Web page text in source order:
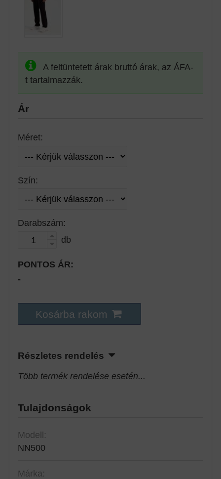
A feltüntetett árak bruttó árak, az ÁFA-
t tartalmazzák.
Ár
Méret:
Szín:
Darabszám:
db
PONTOS ÁR:
-
Kosárba rakom
Részletes rendelés
Több termék rendelése esetén...
Tulajdonságok
Modell:
NN500
Márka: